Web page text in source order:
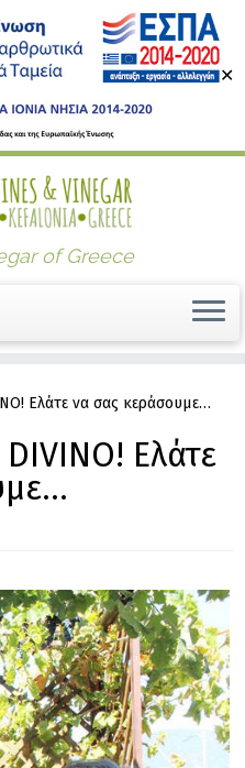
✕
of Greece
Ελάτε να σας κεράσουμε…
DIVINO! Ελάτε